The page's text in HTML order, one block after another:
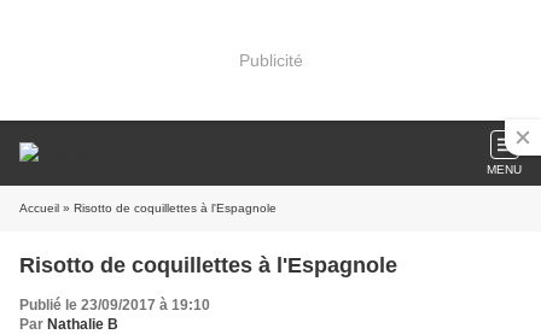
Publicité
MENU
Accueil » Risotto de coquillettes à l'Espagnole
Risotto de coquillettes à l'Espagnole
Publié le 23/09/2017 à 19:10
Par Nathalie B